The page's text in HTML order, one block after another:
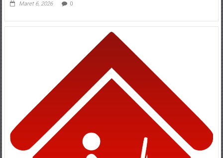
Maret 6, 2026 0